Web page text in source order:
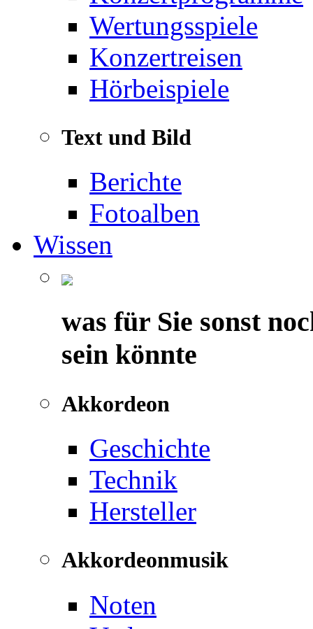
Wertungsspiele
Konzertreisen
Hörbeispiele
Text und Bild
Berichte
Fotoalben
Wissen
was für Sie sonst
sein könnte
Akkordeon
Geschichte
Technik
Hersteller
Akkordeonmusik
Noten